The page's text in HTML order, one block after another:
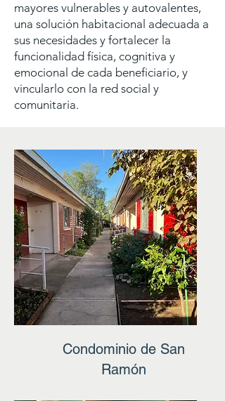
mayores vulnerables y autovalentes,
una solución habitacional adecuada a
sus necesidades y fortalecer la
funcionalidad física, cognitiva y
emocional de cada beneficiario, y
vincularlo con la red social y
comunitaria.​
Condominio de San
Ramón